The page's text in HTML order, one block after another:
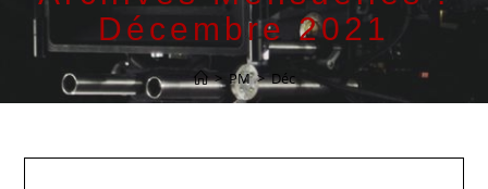
Décembre 2021
> PM > Déc